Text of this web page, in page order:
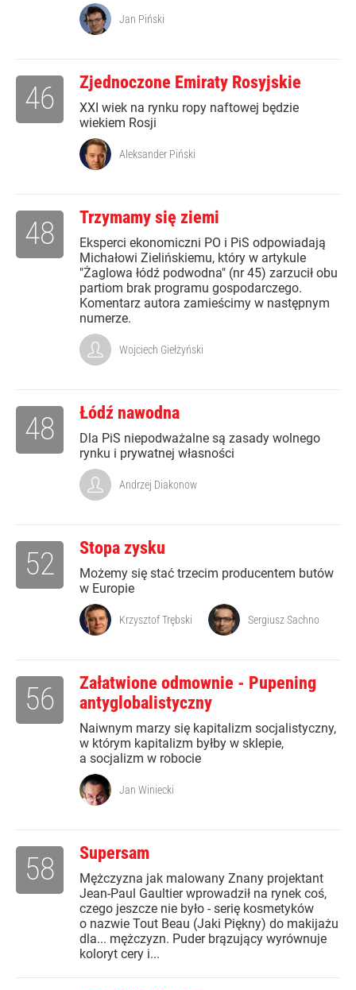
Jan Piński
Zjednoczone Emiraty Rosyjskie
XXI wiek na rynku ropy naftowej będzie
wiekiem Rosji
46
Aleksander Piński
Trzymamy się ziemi
Eksperci ekonomiczni PO i PiS odpowiadają
Michałowi Zielińskiemu, który w artykule
"Żaglowa łódź podwodna" (nr 45) zarzucił obu
partiom brak programu gospodarczego.
Komentarz autora zamieścimy w następnym
numerze.
48
Wojciech Giełżyński
Łódź nawodna
Dla PiS niepodważalne są zasady wolnego
rynku i prywatnej własności
48
Andrzej Diakonow
Stopa zysku
Możemy się stać trzecim producentem butów
w Europie
52
Krzysztof Trębski Sergiusz Sachno
Załatwione odmownie - Pupening
antyglobalistyczny
Naiwnym marzy się kapitalizm socjalistyczny,
w którym kapitalizm byłby w sklepie,
a socjalizm w robocie
56
Jan Winiecki
Supersam
Mężczyzna jak malowany Znany projektant
Jean-Paul Gaultier wprowadził na rynek coś,
czego jeszcze nie było - serię kosmetyków
o nazwie Tout Beau (Jaki Piękny) do makijażu
dla... mężczyzn. Puder brązujący wyrównuje
koloryt cery i...
58